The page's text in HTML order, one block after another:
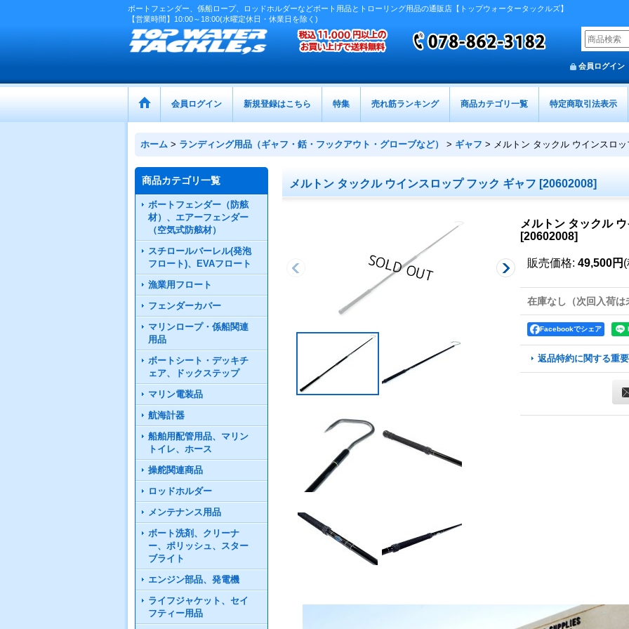
ボートフェンダー、係船ロープ、ロッドホルダーなどボート用品とトローリング用品の通販店【トップウォータータックルズ】
【営業時間】10:00～18:00(水曜定休日・休業日を除く)
会員ログイン
会員ログイン 新規登録はこちら 特集 売れ筋ランキング 商品カテゴリ一覧 特定商取引法表示
ホーム > ランディング用品（ギャフ・銛・フックアウト・グローブなど） > ギャフ > メルトン タックル ウインスロ
商品カテゴリ一覧
ボートフェンダー（防舷
材）、エアーフェンダー
（空気式防舷材）
スチロールバーレル(発泡
フロート)、EVAフロート
漁業用フロート
フェンダーカバー
マリンロープ・係船関連
用品
ボートシート・デッキチ
ェア、ドックステップ
マリン電装品
航海計器
船舶用配管用品、マリン
トイレ、ホース
操舵関連商品
ロッドホルダー
メンテナンス用品
ボート洗剤、クリーナ
ー、ポリッシュ、スター
ブライト
エンジン部品、発電機
ライフジャケット、セイ
フティー用品
メルトン タックル ウインスロップ フック ギャフ [20602008]
メルトン タックル
[20602008]
販売価格: 49,500円
在庫なし（次回入荷は
Facebookでシェア
返品特約に関する重